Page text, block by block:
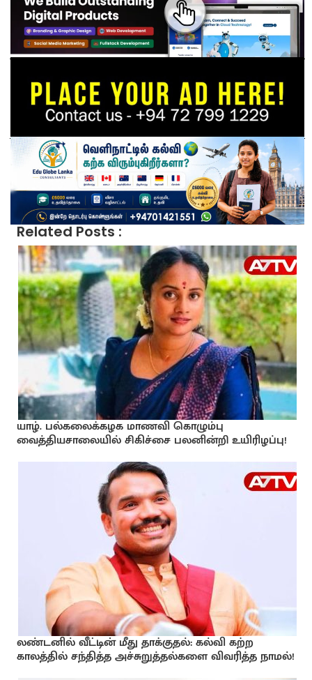
Related Posts :
யாழ். பல்கலைக்கழக மாணவி கொழும்பு
வைத்தியசாலையில் சிகிச்சை பலனின்றி உயிரிழப்பு!
லண்டனில் வீட்டின் மீது தாக்குதல்: கல்வி கற்ற
காலத்தில் சந்தித்த அச்சுறுத்தல்களை விவரித்த நாமல்!